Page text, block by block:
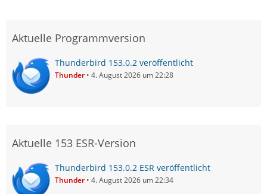
Aktuelle Programmversion
Thunderbird 153.0.2 veröffentlicht
Thunder 4. August 2026 um 22:28
Aktuelle 153 ESR-Version
Thunderbird 153.0.2 ESR veröffentlicht
Thunder 4. August 2026 um 22:34